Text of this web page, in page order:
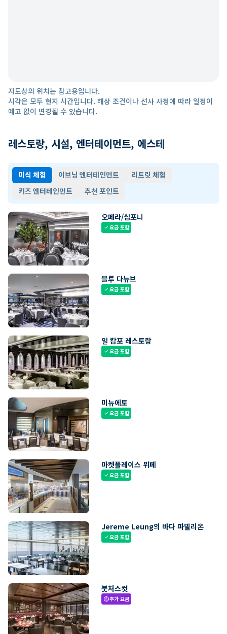
지도상의 위치는 참고용입니다.
시각은 모두 현지 시간입니다. 해상 조건이나 선사 사정에 따라 일정이
예고 없이 변경될 수 있습니다.
레스토랑, 시설, 엔터테이먼트, 에스테
미식 체험 이브닝 엔터테인먼트
리트릿 체험
키즈 엔터테인먼트
추천 포인트
오페라/심포니
check요금 포함
블루 다뉴브
check요금 포함
일 캄포 레스토랑
check요금 포함
미뉴에토
check요금 포함
마켓플레이스 뷔페
check요금 포함
Jereme Leung의 바다 파빌리온
check요금 포함
붓처스컷
paid추가 요금